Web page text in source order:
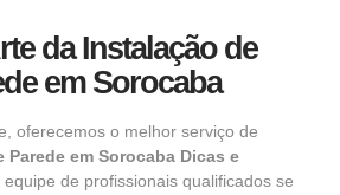
da Instalação de
em Sorocaba
oferecemos o melhor serviço de
Parede em Sorocaba Dicas e
equipe de profissionais qualificados se